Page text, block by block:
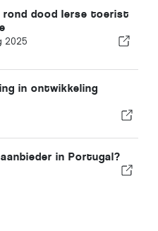
rond dood Ierse toerist
2025
in ontwikkeling
in Portugal?